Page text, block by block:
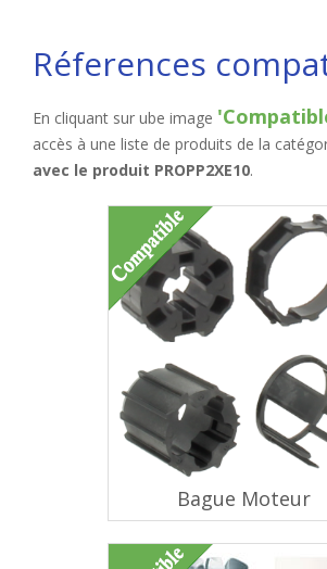
Réferences
En cliquant sur ube image
accès à une liste de produits de la
avec le produit PROPP2XE10.
Bague Moteur